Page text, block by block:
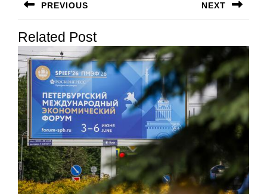
по
записям
PREVIOUS
запись:
NEXT
запись:
Related Post